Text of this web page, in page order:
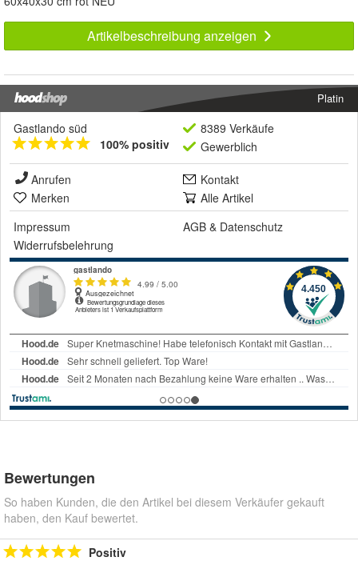
Artikelbeschreibung anzeigen
Platin
Gastlando süd
100% positiv
8389 Verkäufe
Gewerblich
Anrufen
Kontakt
Merken
Alle Artikel
Impressum
AGB & Datenschutz
Widerrufsbelehrung
Bewertungen
So haben Kunden, die den Artikel bei diesem Verkäufer gekauft
haben, den Kauf bewertet.
Positiv